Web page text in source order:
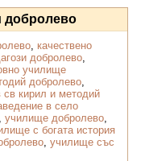
добролево
, качествено
добролево,
училище
добролево,
св кирил и методий
в село
училище добролево,
с богата история
, училище със